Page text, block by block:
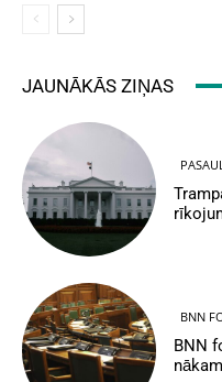
JAUNĀKĀS ZIŅAS
BNN
BNN